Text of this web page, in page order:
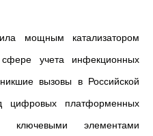
мощным катализатором
учета инфекционных
вызовы в Российской
платформенных
ключевыми элементами